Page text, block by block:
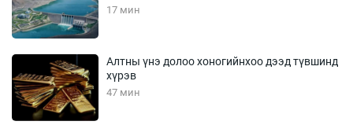
17 мин
Алтны үнэ долоо хоногийнхоо дээд түвшинд
хүрэв
47 мин